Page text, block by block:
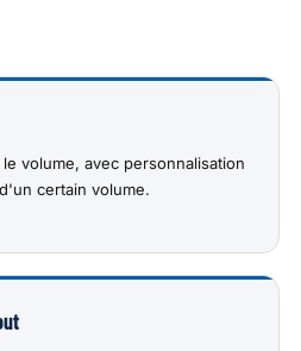
volume, avec personnalisation
certain volume.